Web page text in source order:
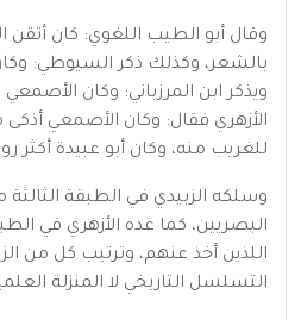
وقال أبو الطيب اللغوي: كان أتقن
بالشعر، وكذلك ذكر السيوطي:
ويذكر ابن المرزباني: وكان
الأزهري فقال: وكان الأصمعي
للغريب منه، وكان أبو عبيدة أكثر
وسلكه الزبيدي في الطبقة
البصريين، كما عده الأزهري في
اللذين أخذ عنهم، وترتيب كل من
التسلسل التاريخي لا المنزلة